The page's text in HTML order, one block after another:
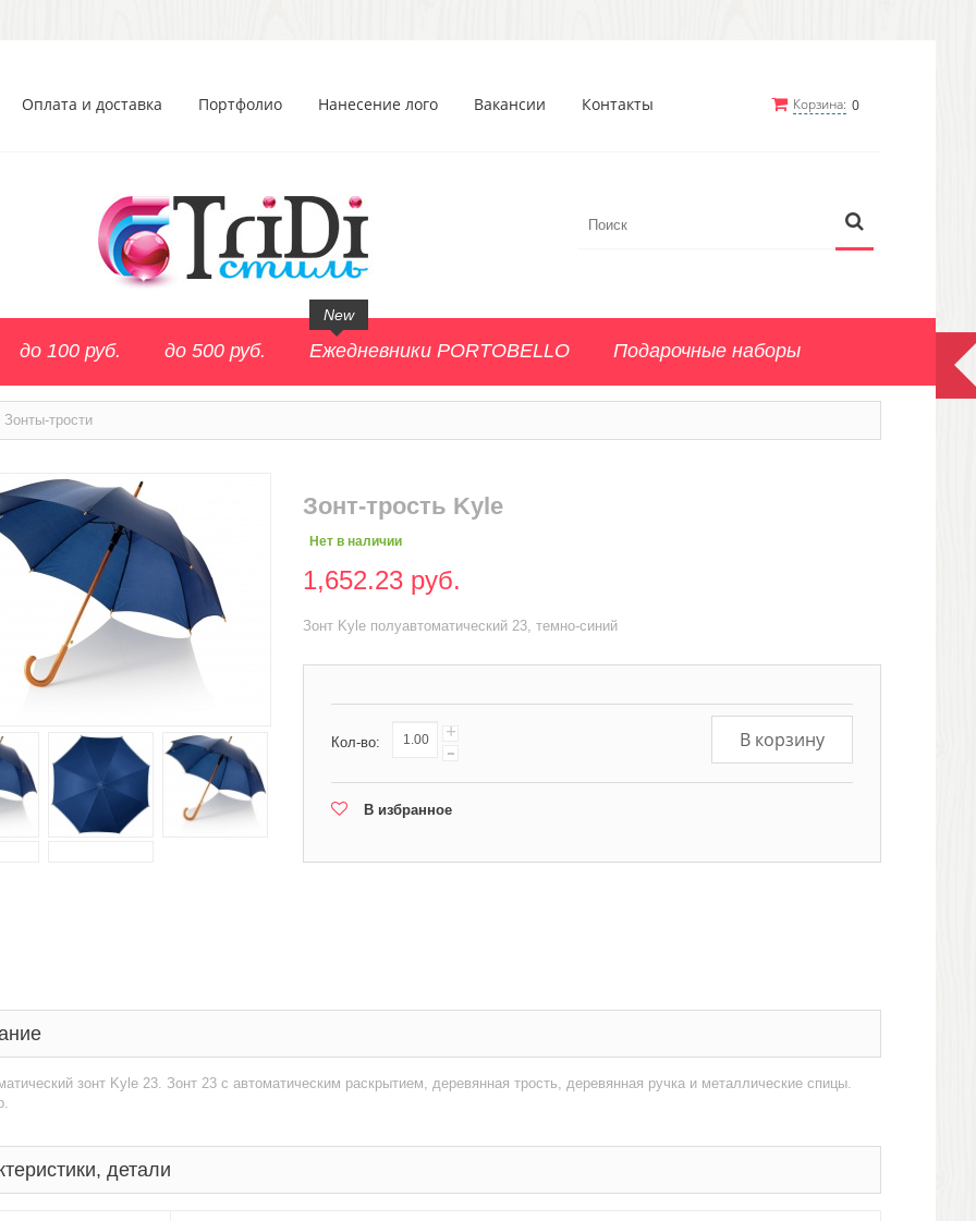
Корзина: 0
Оплата и доставка Портфолио Нанесение лого Вакансии Контакты
до 100 руб. до 500 руб. Ежедневники PORTOBELLO
New
Подарочные наборы
Зонты-трости
Зонт-трость Kyle
Нет в наличии
1,652.23 руб.
Зонт Kyle полуавтоматический 23, темно-синий
Кол-во: +
- В корзину
В избранное
зонт Kyle 23. Зонт 23 с автоматическим раскрытием, деревянная трость, деревянная ручка и металлические спицы.
детали